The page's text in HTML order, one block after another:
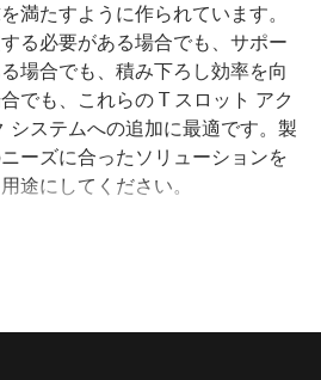
満たすように作られています。
る必要がある場合でも、サポー
場合でも、積み下ろし効率を向
でも、これらの T スロット アク
システムへの追加に最適です。製
ーズに合ったソリューションを
途にしてください。